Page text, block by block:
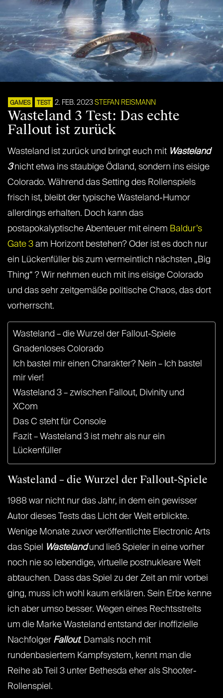
GAMES TEST 2. FEB. 2023 STEFAN REISMANN
Wasteland 3 Test: Das echte
Fallout ist zurück
Wasteland ist zurück und bringt euch mit Wasteland
3nicht etwa ins staubige Ödland, sondern ins eisige
Colorado. Während das Setting des Rollenspiels
frisch ist, bleibt der typische Wasteland-Humor
allerdings erhalten. Doch kann das
postapokalyptische Abenteuer mit einem Baldur’s
Gate 3 am Horizont bestehen? Oder ist es doch nur
ein Lückenfüller bis zum vermeintlich nächsten „Big
Thing“ ? Wir nehmen euch mit ins eisige Colorado
und das sehr zeitgemäße politische Chaos, das dort
vorherrscht.
Wasteland – die Wurzel der Fallout-Spiele
Gnadenloses Colorado
Ich bastel mir einen Charakter? Nein – Ich bastel
mir vier!
Wasteland 3 – zwischen Fallout, Divinity und
XCom
Das C steht für Console
Fazit – Wasteland 3 ist mehr als nur ein
Lückenfüller
Wasteland – die Wurzel der Fallout-Spiele
1988 war nicht nur das Jahr, in dem ein gewisser
Autor dieses Tests das Licht der Welt erblickte.
Wenige Monate zuvor veröffentlichte Electronic Arts
das Spiel
Wasteland und ließ Spieler in eine vorher
noch nie so lebendige, virtuelle postnukleare Welt
abtauchen. Dass das Spiel zu der Zeit an mir vorbei
ging, muss ich wohl kaum erklären. Sein Erbe kenne
ich aber umso besser. Wegen eines Rechtsstreits
um die Marke Wasteland entstand der inoffizielle
Nachfolger Fallout. Damals noch mit
rundenbasiertem Kampfsystem, kennt man die
Reihe ab Teil 3 unter Bethesda eher als Shooter-
Rollenspiel.